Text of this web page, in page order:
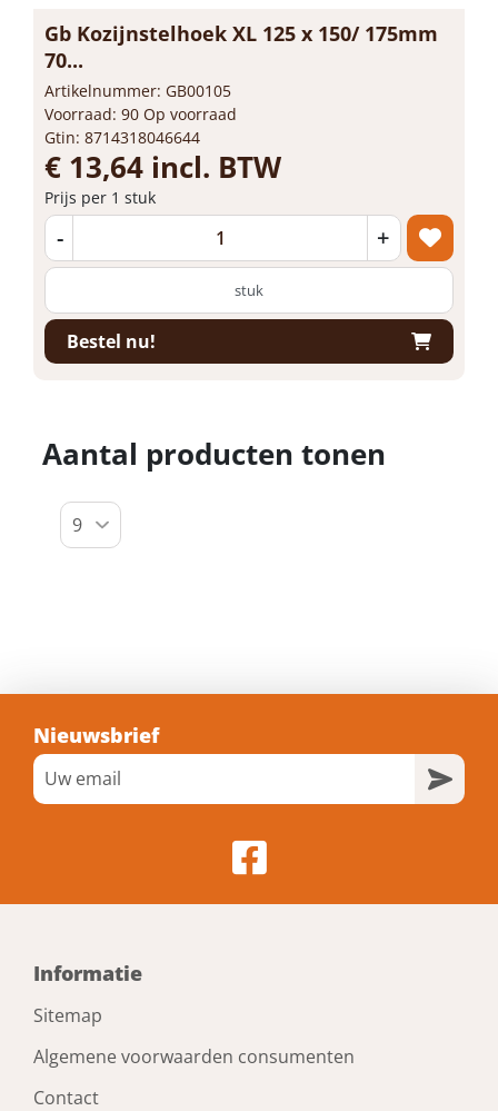
Gb Kozijnstelhoek XL 125 x 150/ 175mm
70...
Artikelnummer: GB00105
Voorraad: 90 Op voorraad
Gtin: 8714318046644
€ 13,64 incl. BTW
Prijs per 1 stuk
- +
stuk
Bestel nu!
Aantal producten tonen
Nieuwsbrief
Informatie
Sitemap
Algemene voorwaarden consumenten
Contact